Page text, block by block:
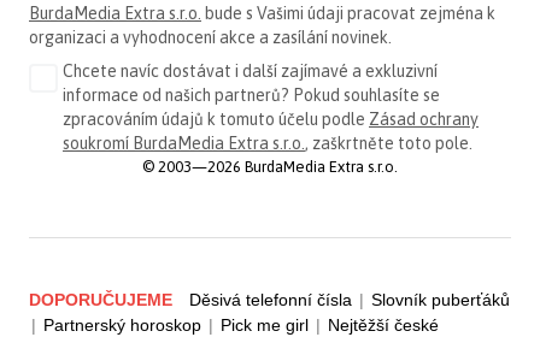
BurdaMedia Extra s.r.o. bude s Vašimi údaji pracovat zejména k
organizaci a vyhodnocení akce a zasílání novinek.
Chcete navíc dostávat i další zajímavé a exkluzivní
informace od našich partnerů? Pokud souhlasíte se
zpracováním údajů k tomuto účelu podle Zásad ochrany
soukromí BurdaMedia Extra s.r.o. , zaškrtněte toto pole.
© 2003—2026 BurdaMedia Extra s.r.o.
DOPORUČUJEME Děsivá telefonní čísla | Slovník puberťáků
| Partnerský horoskop | Pick me girl | Nejtěžší české